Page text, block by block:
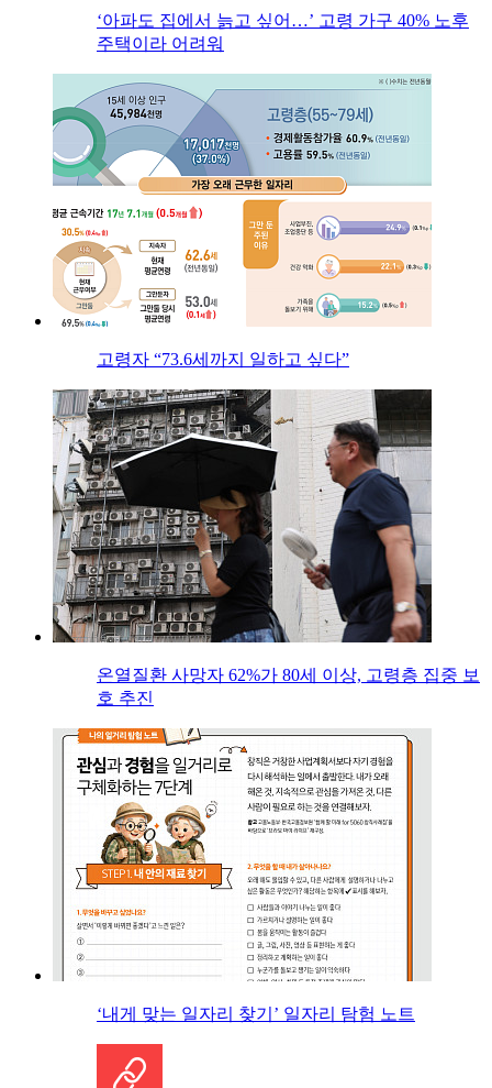
‘아파도 집에서 늙고 싶어…’ 고령 가구 40% 노후
주택이라 어려워
고령자 “73.6세까지 일하고 싶다”
온열질환 사망자 62%가 80세 이상, 고령층 집중 보
호 추진
‘내게 맞는 일자리 찾기’ 일자리 탐험 노트